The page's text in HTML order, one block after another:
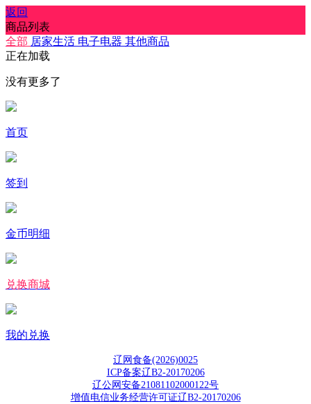
返回
商品列表
全部 居家生活 电子电器 其他商品
正在加载
没有更多了
首页
签到
金币明细
兑换商城
我的兑换
辽网食备(2026)0025
ICP备案辽B2-20170206
辽公网安备21081102000122号
增值电信业务经营许可证辽B2-20170206